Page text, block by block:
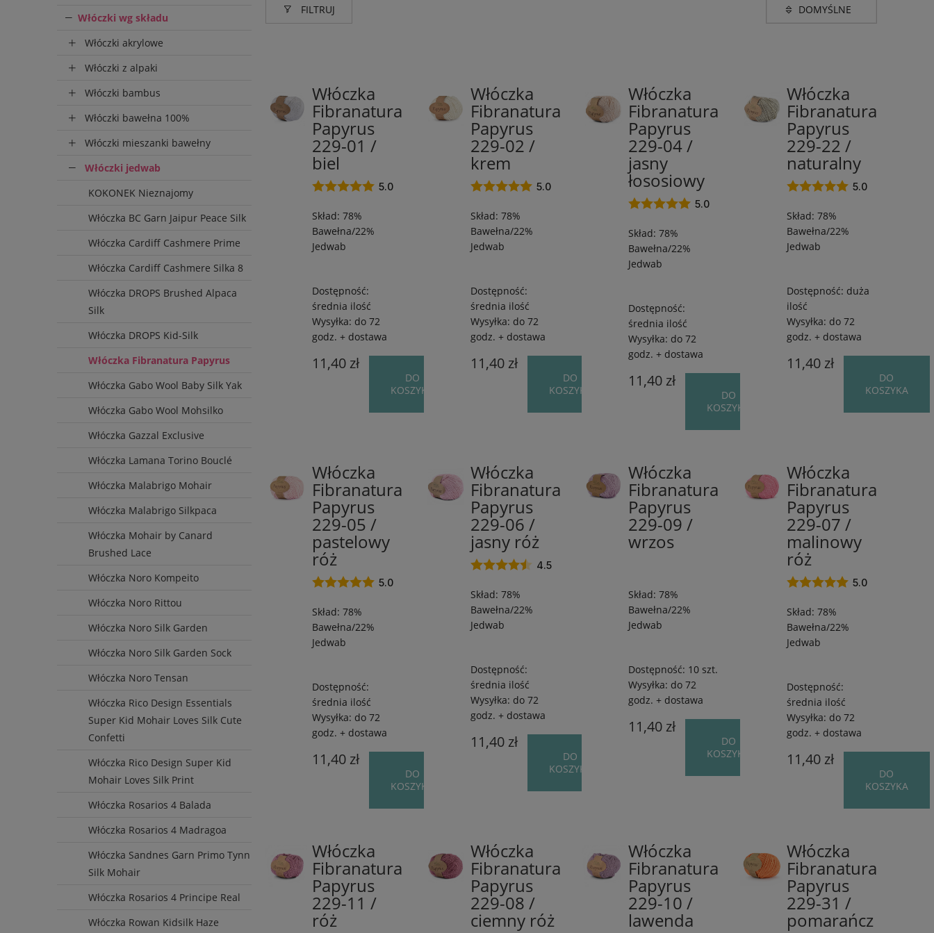
Włóczki wg składu
Włóczki akrylowe
Włóczki z alpaki
Włóczki bambus
Włóczki bawełna 100%
Włóczki mieszanki bawełny
Włóczki jedwab
KOKONEK Nieznajomy
Włóczka BC Garn Jaipur Peace Silk
Włóczka Cardiff Cashmere Prime
Włóczka Cardiff Cashmere Silka 8
Włóczka DROPS Brushed Alpaca
Silk
Włóczka DROPS Kid-Silk
Włóczka Fibranatura Papyrus
Włóczka Gabo Wool Baby Silk Yak
Włóczka Gabo Wool Mohsilko
Włóczka Gazzal Exclusive
Włóczka Lamana Torino Bouclé
Włóczka Malabrigo Mohair
Włóczka Malabrigo Silkpaca
Włóczka Mohair by Canard
Brushed Lace
Włóczka Noro Kompeito
Włóczka Noro Rittou
Włóczka Noro Silk Garden
Włóczka Noro Silk Garden Sock
Włóczka Noro Tensan
Włóczka Rico Design Essentials
Super Kid Mohair Loves Silk Cute
Confetti
Włóczka Rico Design Super Kid
Mohair Loves Silk Print
Włóczka Rosarios 4 Balada
Włóczka Rosarios 4 Madragoa
Włóczka Sandnes Garn Primo Tynn
Silk Mohair
Włóczka Rosarios 4 Principe Real
Włóczka Rowan Kidsilk Haze
FILTRUJ
czerń(1)
odcienie brązu i beżu(3)
odcienie fioletu(2)
odcienie niebieskiego
pomarańczowego
(2)
odcienie różu(5)
odcienie zieleni(4)
do 72 godz. + dostawa(25)
Cena
od
FILTRUJ
Włóczka
Fibranatura
Papyrus
229-01 /
biel
Bawełna/22%
5.0
Skład: 78%
Bawełna/22%
Jedwab
Dostępność:
średnia ilość
Wysyłka: do 72
godz. + dostawa
11,40 zł
DO
KOSZYKA
Włóczka
Fibranatura
Papyrus
229-02 /
krem
Bawełna/22%
5.0
Skład: 78%
Bawełna/22%
Jedwab
Dostępność:
średnia ilość
Wysyłka: do 72
godz. + dostawa
11,40 zł
DO
KOSZYKA
Włóczka
Fibranatura
Papyrus
229-04 /
jasny
łososiowy
Bawełna/22%
5.0
Skład: 78%
Bawełna/22%
Jedwab
Dostępność:
średnia ilość
Wysyłka: do 72
godz. + dostawa
11,40 zł
DO
KOSZYKA
Włóczka
Fibranatura
Papyrus
229-22 /
naturalny
5.0
Skład: 78%
Bawełna/22%
Jedwab
Dostępność: duża
ilość
Wysyłka: do 72
godz. + dostawa
11,40 zł
DO
KOSZYKA
Włóczka
Fibranatura
Papyrus
229-05 /
pastelowy
róż
Bawełna/22%
5.0
Skład: 78%
Bawełna/22%
Jedwab
Dostępność:
średnia ilość
Wysyłka: do 72
godz. + dostawa
11,40 zł
DO
KOSZYKA
Włóczka
Fibranatura
Papyrus
229-06 /
jasny róż
Bawełna/22%
4.5
Skład: 78%
Bawełna/22%
Jedwab
Dostępność:
średnia ilość
Wysyłka: do 72
godz. + dostawa
11,40 zł
DO
KOSZYKA
Włóczka
Fibranatura
Papyrus
229-09 /
wrzos
Bawełna/22%
Skład: 78%
Bawełna/22%
Jedwab
Dostępność: 10 szt.
Wysyłka: do 72
godz. + dostawa
11,40 zł
DO
KOSZYKA
Włóczka
Fibranatura
Papyrus
229-07 /
malinowy
róż
5.0
Skład: 78%
Bawełna/22%
Jedwab
Dostępność:
średnia ilość
Wysyłka: do 72
godz. + dostawa
11,40 zł
DO
KOSZYKA
Włóczka
Fibranatura
Papyrus
229-11 /
róż
Bawełna/22%
Włóczka
Fibranatura
Papyrus
229-08 /
ciemny róż
Bawełna/22%
Włóczka
Fibranatura
Papyrus
229-10 /
lawenda
Bawełna/22%
Włóczka
Fibranatura
Papyrus
229-31 /
pomarańcz